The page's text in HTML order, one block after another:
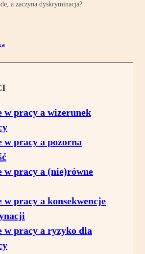
a zaczyna dyskryminacja?
w pracy a wizerunek
w pracy a pozorna
w pracy a (nie)równe
w pracy a konsekwencje
w pracy a ryzyko dla